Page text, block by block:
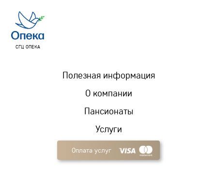
СГЦ ОПЕКА
Пансионаты
Услуги
Полезная информация
О компании
Оплата услуг